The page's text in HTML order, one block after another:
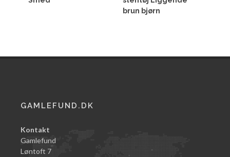
brun bjørn
GAMLEFUND.DK
Kontakt
Gamlefund
Løntoft 7